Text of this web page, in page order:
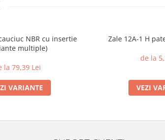
NBR cu insertie
multiple)
la 79,39 Lei
VARIANTE
Zale 12A-1 H
de la
VEZI